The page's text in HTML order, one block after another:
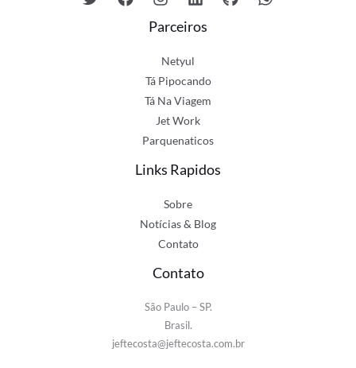
Parceiros
Netyul
Tá Pipocando
Tá Na Viagem
Jet Work
Parquenaticos
Links Rapidos
Sobre
Notícias & Blog
Contato
Contato
São Paulo – SP.
Brasil.
jeftecosta@jeftecosta.com.br